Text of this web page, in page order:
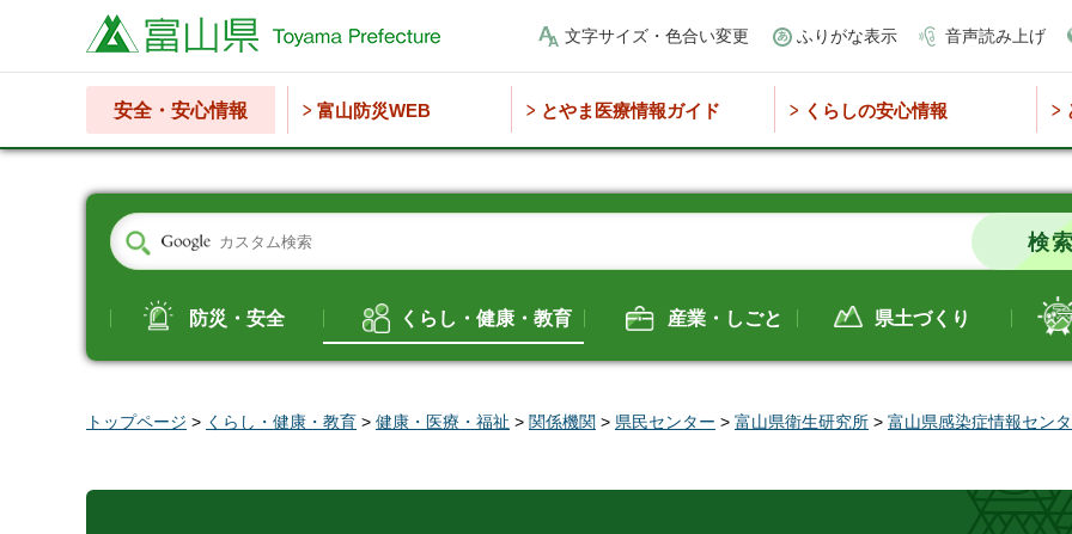
富山県 文字サイズ・色合い変更 ふりがな表示 音声読み上げ
安全・安心情報 富山防災WEB とやま医療情報ガイド くらしの安心情報
防災・安全 くらし・健康・教育 産業・しごと 県土づくり
トップページ > くらし・健康・教育 > 健康・医療・福祉 > 関係機関 > 県民センター > 富山県衛生研究所 > 富山県感染症情報セン